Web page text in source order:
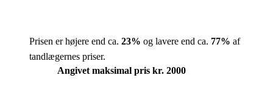
Prisen er højere end ca. 23% og lavere end ca. 77% af
tandlægernes priser.
Angivet maksimal pris kr. 2000